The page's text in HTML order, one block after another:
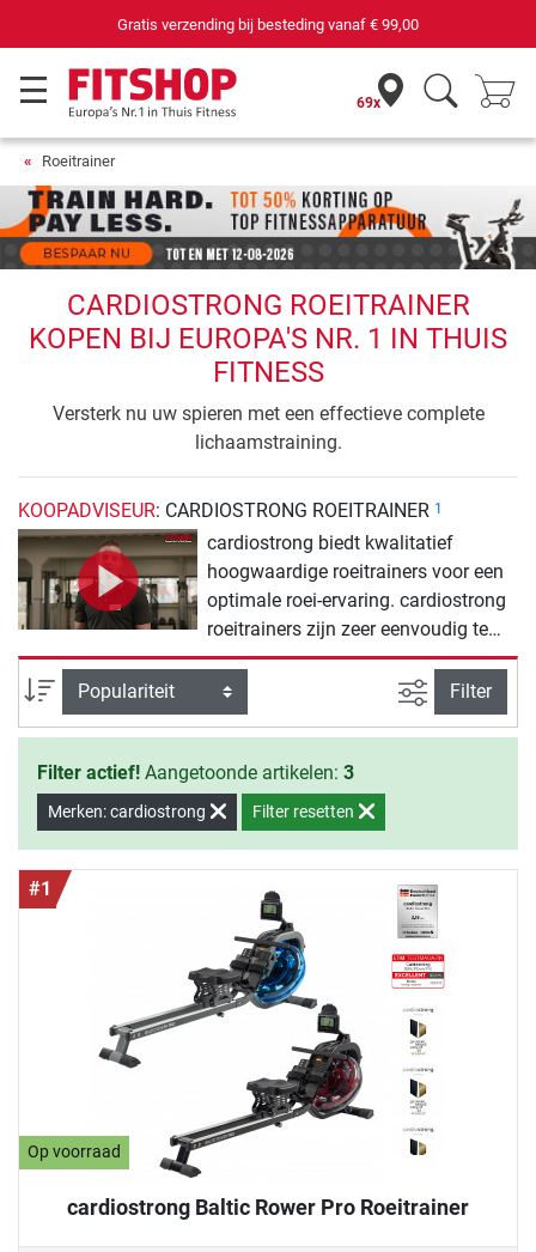
Gratis verzending bij besteding vanaf € 99,00
69x
Roeitrainer
CARDIOSTRONG ROEITRAINER
KOPEN BIJ EUROPA'S NR. 1 IN THUIS
FITNESS
Versterk nu uw spieren met een effectieve complete
lichaamstraining.
KOOPADVISEUR: CARDIOSTRONG ROEITRAINER 1
cardiostrong biedt kwalitatief
hoogwaardige roeitrainers voor een
optimale roei-ervaring. cardiostrong
roeitrainers zijn zeer eenvoudig te
bedienen zodat je snel met je
training kan beginnen. Dankzij een
handig opklapmechanisme kan je ze
na de training ruimtebesparend
opbergen.
Sortering Zoeken
Filter
Filter actief! Aangetoonde artikelen: 3
Merken: cardiostrong Filter resetten
#1
Op voorraad
cardiostrong Baltic Rower Pro Roeitrainer